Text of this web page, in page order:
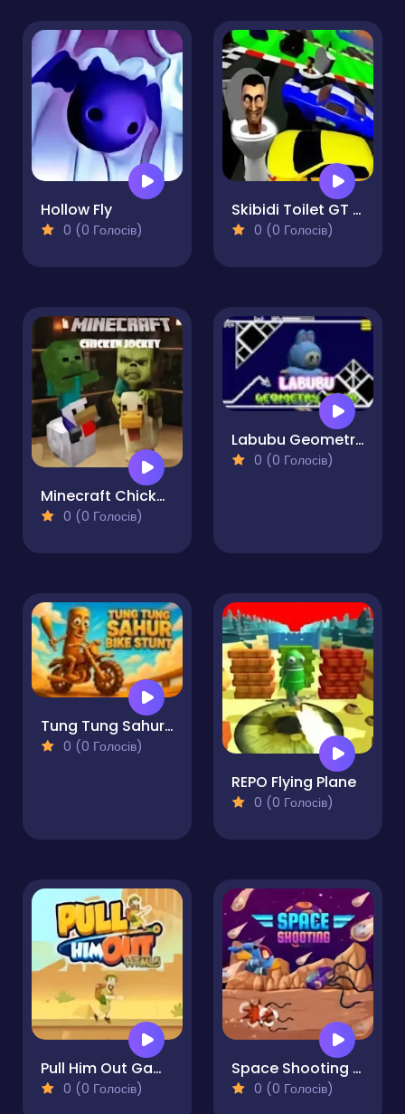
Hollow Fly
0 (0 Голосів)
Skibidi Toilet GT Drag Championship
0 (0 Голосів)
Minecraft Chicken Jockey
0 (0 Голосів)
Labubu Geometry Dash
0 (0 Голосів)
Tung Tung Sahur Bike Stunt
0 (0 Голосів)
REPO Flying Plane
0 (0 Голосів)
Pull Him Out Game
0 (0 Голосів)
Space Shooting Online
0 (0 Голосів)